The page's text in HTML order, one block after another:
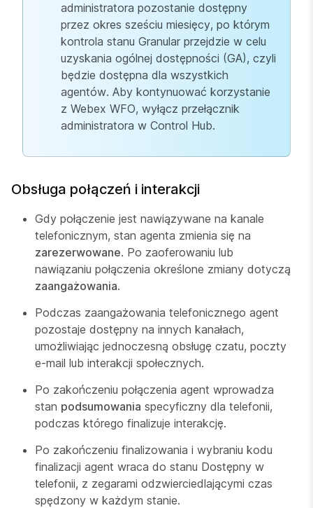
administratora pozostanie dostępny
przez okres sześciu miesięcy, po którym
kontrola stanu Granular przejdzie w celu
uzyskania ogólnej dostępności (GA), czyli
będzie dostępna dla wszystkich
agentów. Aby kontynuować korzystanie
z Webex WFO, wyłącz przełącznik
administratora w Control Hub.
Obsługa połączeń i interakcji
Gdy połączenie jest nawiązywane na kanale
telefonicznym, stan agenta zmienia się na
zarezerwowane. Po zaoferowaniu lub
nawiązaniu połączenia określone zmiany dotyczą
zaangażowania.
Podczas zaangażowania telefonicznego agent
pozostaje dostępny na innych kanałach,
umożliwiając jednoczesną obsługę czatu, poczty
e-mail lub interakcji społecznych.
Po zakończeniu połączenia agent wprowadza
stan podsumowania specyficzny dla telefonii,
podczas którego finalizuje interakcję.
Po zakończeniu finalizowania i wybraniu kodu
finalizacji agent wraca do stanu Dostępny w
telefonii, z zegarami odzwierciedlającymi czas
spędzony w każdym stanie.